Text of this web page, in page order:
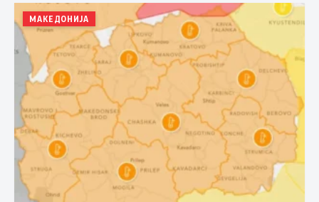
МАКЕДОНИЈА